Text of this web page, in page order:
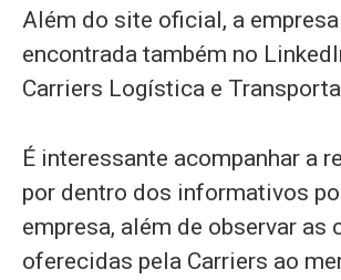
Além do site oficial, a
encontrada também no
Carriers Logística e
É interessante acompanhar a
por dentro dos informativos
empresa, além de observar as
oferecidas pela Carriers ao